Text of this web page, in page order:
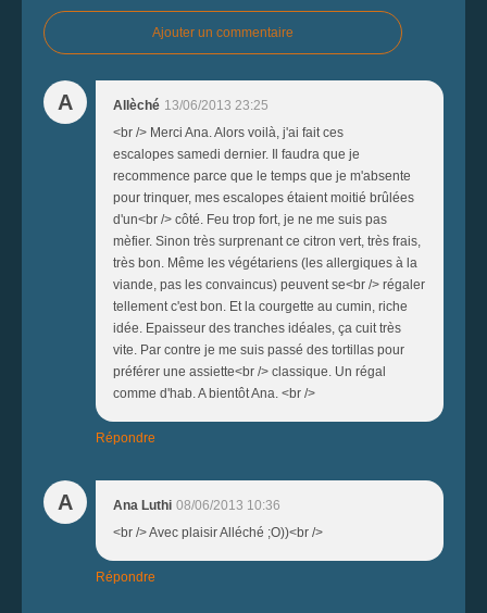
Ajouter un commentaire
A Allèché 13/06/2013 23:25
<br /> Merci Ana. Alors voilà, j'ai fait ces
escalopes samedi dernier. Il faudra que je
recommence parce que le temps que je m'absente
pour trinquer, mes escalopes étaient moitié brûlées
d'un<br /> côté. Feu trop fort, je ne me suis pas
mèfier. Sinon très surprenant ce citron vert, très frais,
très bon. Même les végétariens (les allergiques à la
viande, pas les convaincus) peuvent se<br /> régaler
tellement c'est bon. Et la courgette au cumin, riche
idée. Epaisseur des tranches idéales, ça cuit très
vite. Par contre je me suis passé des tortillas pour
préférer une assiette<br /> classique. Un régal
comme d'hab. A bientôt Ana. <br />
Répondre
A Ana Luthi 08/06/2013 10:36
<br /> Avec plaisir Alléché ;O))<br />
Répondre